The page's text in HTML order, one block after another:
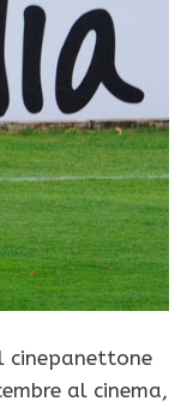
cinepanettone
al cinema,